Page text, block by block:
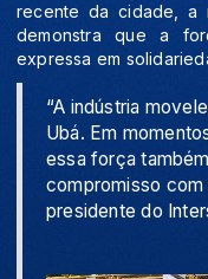
recente da cidade, a
demonstra que a
expressa em
“A indústria
Ubá. Em
essa força
compromisso com
presidente do